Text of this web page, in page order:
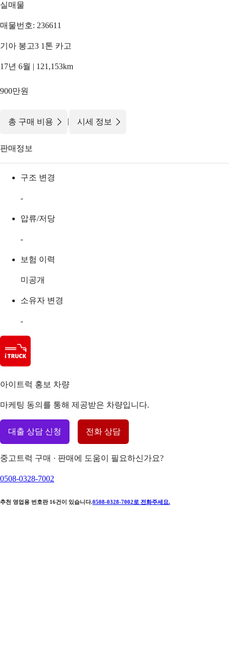
실매물
매물번호: 236611
기아 봉고3 1톤 카고
17년 6월 | 121,153km
900만원
총 구매 비용 | 시세 정보
판매정보
구조 변경
-
압류/저당
-
보험 이력
미공개
소유자 변경
-
아이트럭 홍보 차량
마케팅 동의를 통해 제공받은 차량입니다.
대출 상담 신청 전화 상담
중고트럭 구매 · 판매에 도움이 필요하신가요?
0508-0328-7002
추천 영업용 번호판 16건이 있습니다.0508-0328-7002 로 전화주세요.